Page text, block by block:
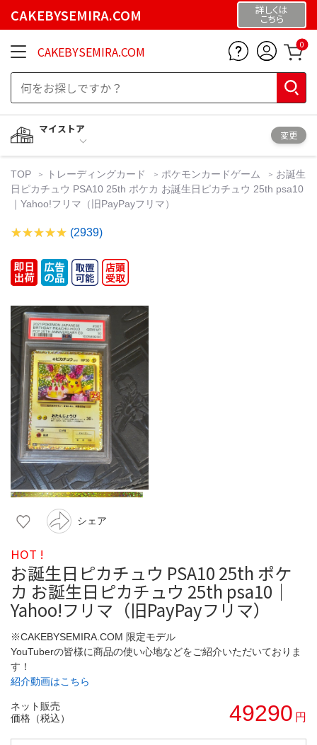
CAKEBYSEMIRA.COM 詳しくは
こちら
CAKEBYSEMIRA.COM 0
マイストア
変更
TOP トレーディングカード ポケモンカードゲーム
お誕生
日ピカチュウ PSA10 25th ポケカ お誕生日ピカチュウ 25th psa10
｜Yahoo!フリマ（旧PayPayフリマ）
(2939)
シェア
HOT !
お誕生日ピカチュウ PSA10 25th ポケ
カ お誕生日ピカチュウ 25th psa10｜
Yahoo!フリマ（旧PayPayフリマ）
※CAKEBYSEMIRA.COM 限定モデル
YouTuberの皆様に商品の使い心地などをご紹介いただいておりま
す！
紹介動画はこちら
ネット販売
価格（税込）
49290 円